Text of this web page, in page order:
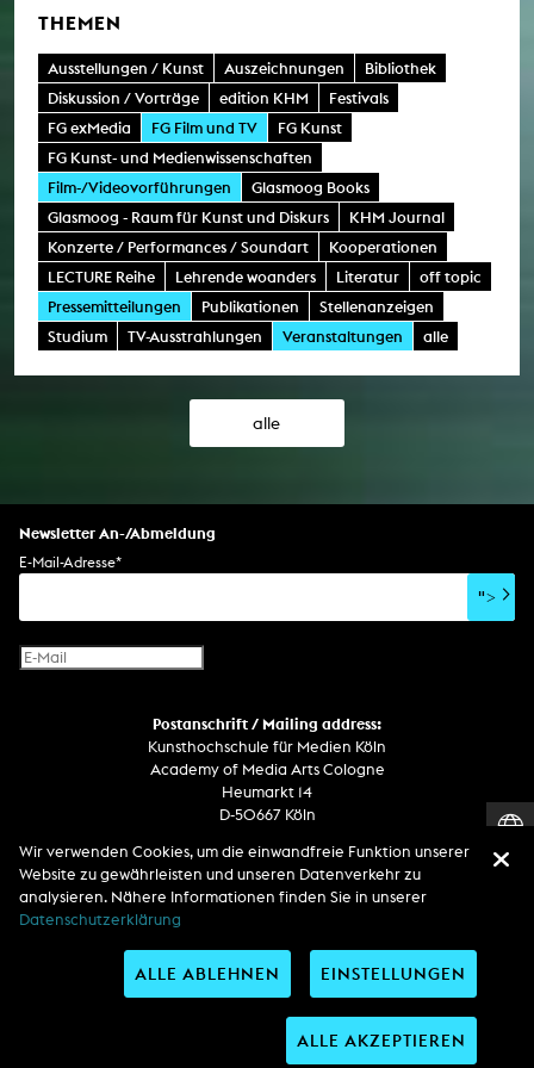
THEMEN
Ausstellungen / Kunst Auszeichnungen
Bibliothek
Diskussion / Vorträge
edition KHM
Festivals
FG exMedia
FG Film und TV
FG Kunst
FG Kunst- und Medienwissenschaften
Film-/Videovorführungen
Glasmoog Books
Glasmoog - Raum für Kunst und Diskurs
KHM Journal
Konzerte / Performances / Soundart
Kooperationen
LECTURE Reihe
Lehrende woanders Literatur
off topic
Pressemitteilungen
Publikationen
Stellenanzeigen
Studium
TV-Ausstrahlungen Veranstaltungen alle
alle
Newsletter An-/Abmeldung
E-Mail-Adresse*
">
Postanschrift / Mailing address:
Kunsthochschule für Medien Köln
Academy of Media Arts Cologne
Heumarkt 14
D-50667 Köln
Telefon
Zentrale / Empfang +49 221 201 89 - 0 / - 400
Wachdienst / Security guard +49 151 186 863 40 (19 Uhr bis 6 Uhr)
Entdecken Sie uns auf
Wir verwenden Cookies, um die einwandfreie Funktion unserer
Website zu gewährleisten und unseren Datenverkehr zu
analysieren. Nähere Informationen finden Sie in unserer
Datenschutzerklärung
EINSTELLUNGEN
ALLE ABLEHNEN
ALLE AKZEPTIEREN